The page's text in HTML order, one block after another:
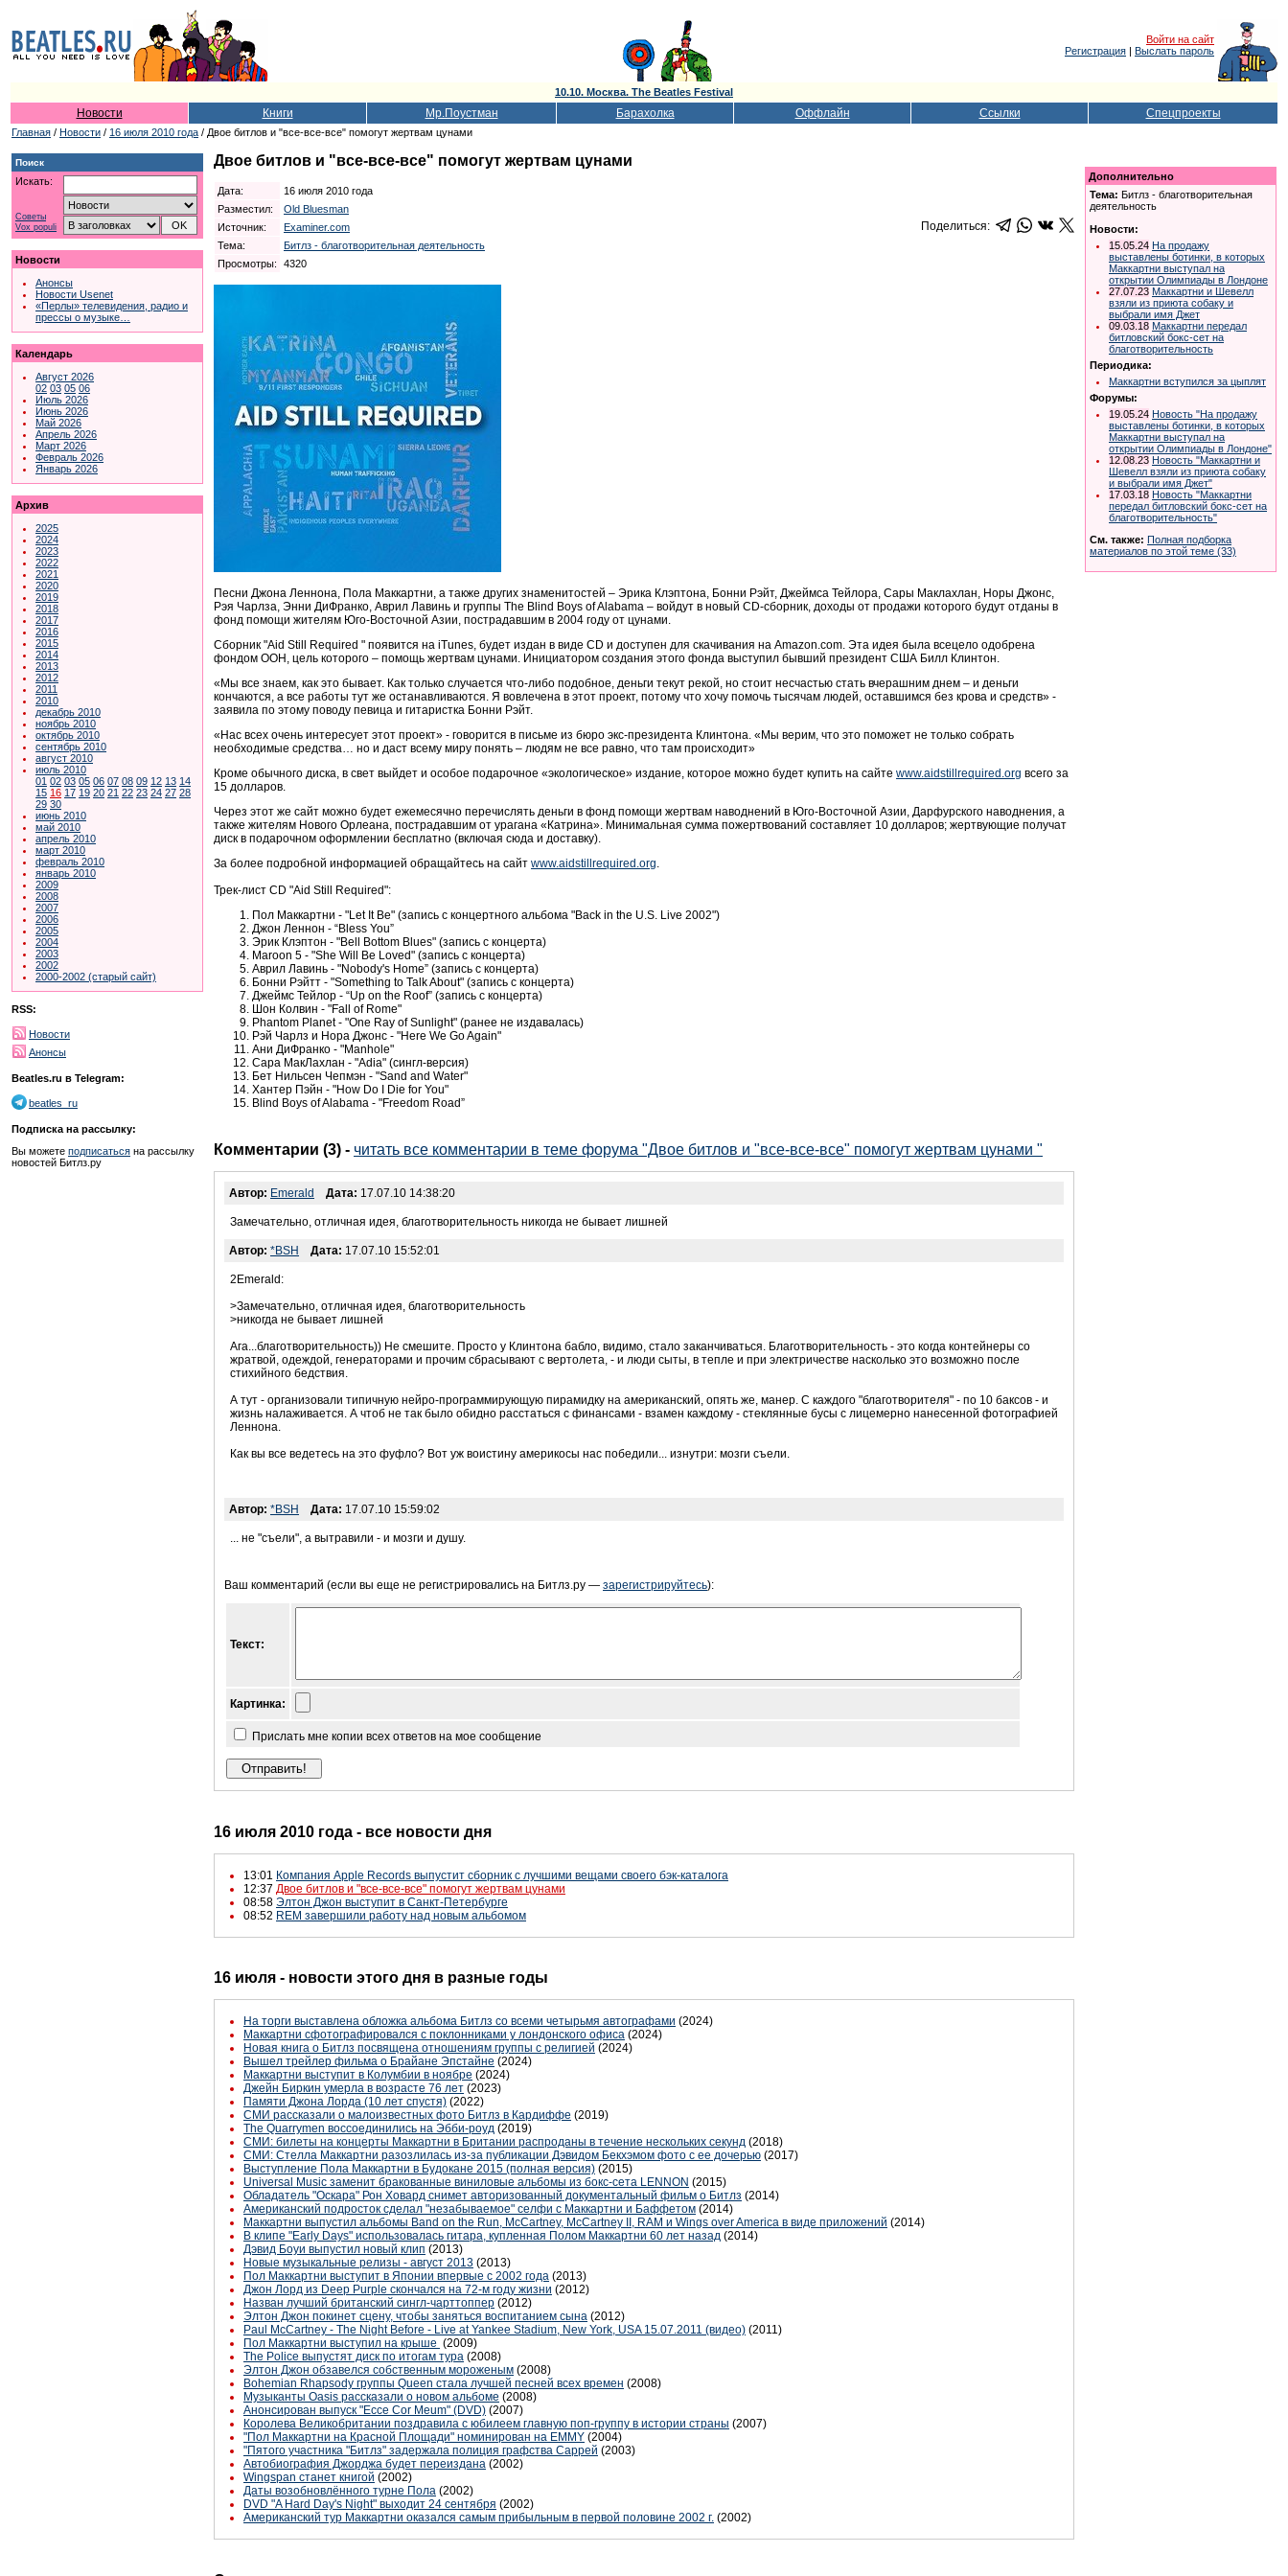
Войти на сайт
Регистрация | Выслать пароль
10.10. Москва. The Beatles Festival
Новости Книги Мр.Поустман Барахолка Оффлайн Ссылки Спецпроекты
Главная / Новости / 16 июля 2010 года / Двое битлов и "все-все-все" помогут жертвам цунами
Поиск
Искать:
Советы
Vox populi
Новости
Анонсы
Новости Usenet
«Перлы» телевидения, радио и
прессы о музыке…
Календарь
Август 2026
02 03 05 06
Июль 2026
Июнь 2026
Май 2026
Апрель 2026
Март 2026
Февраль 2026
Январь 2026
Архив
2025
2024
2023
2022
2021
2020
2019
2018
2017
2016
2015
2014
2013
2012
2011
2010
декабрь 2010
ноябрь 2010
октябрь 2010
сентябрь 2010
август 2010
июль 2010
01 02 03 05 06 07 08 09 12 13 14
15 16 17 19 20 21 22 23 24 27 28
29 30
июнь 2010
май 2010
апрель 2010
март 2010
февраль 2010
январь 2010
2009
2008
2007
2006
2005
2004
2003
2002
2000-2002 (старый сайт)
RSS:
Новости
Анонсы
Beatles.ru в Telegram:
beatles_ru
Подписка на рассылку:
Вы можете подписаться на рассылку
новостей Битлз.ру
Двое битлов и "все-все-все" помогут жертвам цунами
Дата:
16 июля 2010 года
Разместил:
Old Bluesman
Источник:
Examiner.com
Тема:
Битлз - благотворительная деятельность
Просмотры:
4320
Поделиться:
Песни Джона Леннона, Пола Маккартни, а также других знаменитостей – Эрика Клэптона, Бонни Рэйт, Джеймса Тейлора, Сары Маклахлан, Норы Джонс,
Рэя Чарлза, Энни ДиФранко, Аврил Лавинь и группы The Blind Boys of Alabama – войдут в новый CD-сборник, доходы от продажи которого будут отданы в
фонд помощи жителям Юго-Восточной Азии, пострадавшим в 2004 году от цунами.
Сборник "Aid Still Required " появится на iTunes, будет издан в виде CD и доступен для скачивания на Amazon.com. Эта идея была всецело одобрена
фондом ООН, цель которого – помощь жертвам цунами. Инициатором создания этого фонда выступил бывший президент США Билл Клинтон.
«Мы все знаем, как это бывает. Как только случается что-либо подобное, деньги текут рекой, но стоит несчастью стать вчерашним днем – и деньги
кончаются, а все работы тут же останавливаются. Я вовлечена в этот проект, потому что хочу помочь тысячам людей, оставшимся без крова и средств» -
заявила по этому поводу певица и гитаристка Бонни Рэйт.
«Нас всех очень интересует этот проект» - говорится в письме из бюро экс-президента Клинтона. «Мы верим, что это поможет не только собрать
необходимые средства… но и даст всему миру понять – людям не все равно, что там происходит»
Кроме обычного диска, в свет выйдет и особое подарочное «экологическое» издание, которое можно будет купить на сайте www.aidstillrequired.org всего за
15 долларов.
Через этот же сайт можно будет ежемесячно перечислять деньги в фонд помощи жертвам наводнений в Юго-Восточной Азии, Дарфурского наводнения, а
также жителям Нового Орлеана, пострадавшим от урагана «Катрина». Минимальная сумма пожертвований составляет 10 долларов; жертвующие получат
диск в подарочном оформлении бесплатно (включая сюда и доставку).
За более подробной информацией обращайтесь на сайт www.aidstillrequired.org
Трек-лист CD "Aid Still Required":
Пол Маккартни - "Let It Be" (запись с концертного альбома "Back in the U.S. Live 2002")
Джон Леннон - “Bless You”
Эрик Клэптон - "Bell Bottom Blues" (запись с концерта)
Maroon 5 - "She Will Be Loved" (запись с концерта)
Аврил Лавинь - "Nobody's Home” (запись с концерта)
Бонни Рэйтт - "Something to Talk About" (запись с концерта)
Джеймс Тейлор - “Up on the Roof” (запись с концерта)
Шон Колвин - "Fall of Rome"
Phantom Planet - "One Ray of Sunlight" (ранее не издавалась)
Рэй Чарлз и Нора Джонс - "Here We Go Again"
Ани ДиФранко - "Manhole"
Сара МакЛахлан - "Adia" (сингл-версия)
Бет Нильсен Чепмэн - "Sand and Water"
Хантер Пэйн - "How Do I Die for You"
Blind Boys of Alabama - "Freedom Road”
Комментарии (3) - читать все комментарии в теме форума "Двое битлов и "все-все-все" помогут жертвам цунами "
Автор: Emerald Дата: 17.07.10 14:38:20
Замечательно, отличная идея, благотворительность никогда не бывает лишней
Автор: *BSH Дата: 17.07.10 15:52:01
2Emerald:
>Замечательно, отличная идея, благотворительность
>никогда не бывает лишней
Ага...благотворительность)) Не смешите. Просто у Клинтона бабло, видимо, стало заканчиваться. Благотворительность - это когда контейнеры со
жратвой, одеждой, генераторами и прочим сбрасывают с вертолета, - и люди сыты, в тепле и при электричестве насколько это возможно после
стихийного бедствия.
А тут - организовали типичную нейро-программирующую пирамидку на американский, опять же, манер. С каждого "благотворителя" - по 10 баксов - и
жизнь налаживается. А чтоб не так было обидно расстаться с финансами - взамен каждому - стеклянные бусы с лицемерно нанесенной фотографией
Леннона.
Как вы все ведетесь на это фуфло? Вот уж воистину америкосы нас победили... изнутри: мозги съели.
Автор: *BSH Дата: 17.07.10 15:59:02
... не "съели", а вытравили - и мозги и душу.
Ваш комментарий (если вы еще не регистрировались на Битлз.ру — зарегистрируйтесь):
Текст:
Картинка:
Прислать мне копии всех ответов на мое сообщение
16 июля 2010 года - все новости дня
13:01 Компания Apple Records выпустит сборник с лучшими вещами своего бэк-каталога
12:37 Двое битлов и "все-все-все" помогут жертвам цунами
08:58 Элтон Джон выступит в Санкт-Петербурге
08:52 REM завершили работу над новым альбомом
16 июля - новости этого дня в разные годы
На торги выставлена обложка альбома Битлз со всеми четырьмя автографами (2024)
Маккартни сфотографировался с поклонниками у лондонского офиса (2024)
Новая книга о Битлз посвящена отношениям группы с религией (2024)
Вышел трейлер фильма о Брайане Эпстайне (2024)
Маккартни выступит в Колумбии в ноябре (2024)
Джейн Биркин умерла в возрасте 76 лет (2023)
Памяти Джона Лорда (10 лет спустя) (2022)
СМИ рассказали о малоизвестных фото Битлз в Кардиффе (2019)
The Quarrymen воссоединились на Эбби-роуд (2019)
СМИ: билеты на концерты Маккартни в Британии распроданы в течение нескольких секунд (2018)
СМИ: Стелла Маккартни разозлилась из-за публикации Дэвидом Бекхэмом фото с ее дочерью (2017)
Выступление Пола Маккартни в Будокане 2015 (полная версия) (2015)
Universal Music заменит бракованные виниловые альбомы из бокс-сета LENNON (2015)
Обладатель "Оскара" Рон Ховард снимет авторизованный документальный фильм о Битлз (2014)
Американский подросток сделал "незабываемое" селфи с Маккартни и Баффетом (2014)
Маккартни выпустил альбомы Band on the Run, McCartney, McCartney II, RAM и Wings over America в виде приложений (2014)
В клипе "Early Days" использовалась гитара, купленная Полом Маккартни 60 лет назад (2014)
Дэвид Боуи выпустил новый клип (2013)
Новые музыкальные релизы - август 2013 (2013)
Пол Маккартни выступит в Японии впервые с 2002 года (2013)
Джон Лорд из Deep Purple скончался на 72-м году жизни (2012)
Назван лучший британский сингл-чарттоппер (2012)
Элтон Джон покинет сцену, чтобы заняться воспитанием сына (2012)
Paul McCartney - The Night Before - Live at Yankee Stadium, New York, USA 15.07.2011 (видео) (2011)
Пол Маккартни выступил на крыше (2009)
The Police выпустят диск по итогам тура (2008)
Элтон Джон обзавелся собственным мороженым (2008)
Bohemian Rhapsody группы Queen стала лучшей песней всех времен (2008)
Музыканты Oasis рассказали о новом альбоме (2008)
Анонсирован выпуск "Ecce Cor Meum" (DVD) (2007)
Королева Великобритании поздравила с юбилеем главную поп-группу в истории страны (2007)
"Пол Маккартни на Красной Площади" номинирован на EMMY (2004)
"Пятого участника "Битлз" задержала полиция графства Саррей (2003)
Автобиография Джорджа будет переиздана (2002)
Wingspan станет книгой (2002)
Даты возобновлённого турне Пола (2002)
DVD "A Hard Day's Night" выходит 24 сентября (2002)
Американский тур Маккартни оказался самым прибыльным в первой половине 2002 г. (2002)
Дополнительно
Тема: Битлз - благотворительная
деятельность
Новости:
15.05.24 На продажу
выставлены ботинки, в которых
Маккартни выступал на
открытии Олимпиады в Лондоне
27.07.23 Маккартни и Шевелл
взяли из приюта собаку и
выбрали имя Джет
09.03.18 Маккартни передал
битловский бокс-сет на
благотворительность
Периодика:
Маккартни вступился за цыплят
Форумы:
19.05.24 Новость "На продажу
выставлены ботинки, в которых
Маккартни выступал на
открытии Олимпиады в Лондоне"
12.08.23 Новость "Маккартни и
Шевелл взяли из приюта собаку
и выбрали имя Джет"
17.03.18 Новость "Маккартни
передал битловский бокс-сет на
благотворительность"
См. также: Полная подборка
материалов по этой теме (33)